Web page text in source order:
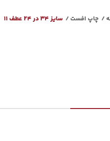
چاپ افست سایز 34 در 24 عطف 11